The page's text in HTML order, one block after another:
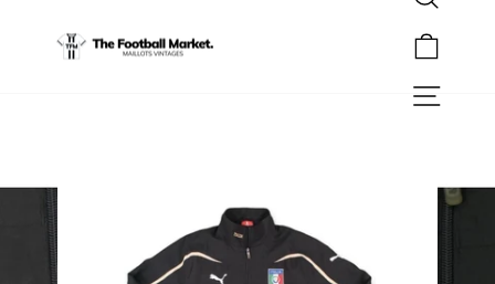
Rechercher
Navigation